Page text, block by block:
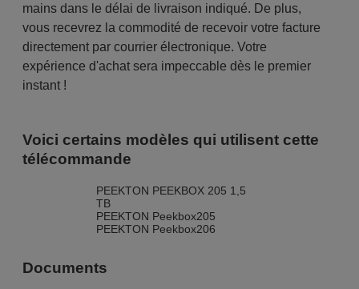
mains dans le délai de livraison indiqué. De plus,
vous recevrez la commodité de recevoir votre facture
directement par courrier électronique. Votre
expérience d'achat sera impeccable dès le premier
instant !
Voici certains modèles qui utilisent cette
télécommande
PEEKTON PEEKBOX 205 1,5
TB
PEEKTON Peekbox205
PEEKTON Peekbox206
Documents